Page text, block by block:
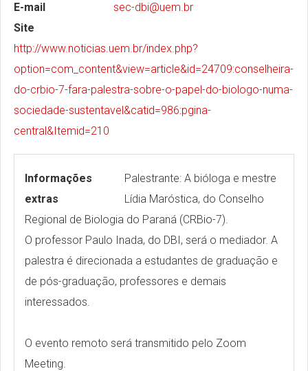
E-mail
sec-dbi@uem.br
Site
http://www.noticias.uem.br/index.php?
option=com_content&view=article&id=24709:conselheira-
do-crbio-7-fara-palestra-sobre-o-papel-do-biologo-numa-
sociedade-sustentavel&catid=986:pgina-
central&Itemid=210
Informações
extras
Palestrante: A bióloga e mestre
Lídia Maróstica, do Conselho
Regional de Biologia do Paraná (CRBio-7).
O professor Paulo Inada, do DBI, será o mediador. A
palestra é direcionada a estudantes de graduação e
de pós-graduação, professores e demais
interessados.
O evento remoto será transmitido pelo Zoom
Meeting.